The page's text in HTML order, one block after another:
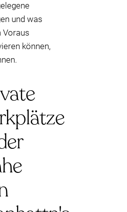
und was
Voraus
können,